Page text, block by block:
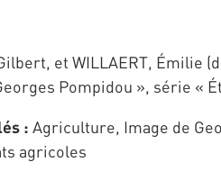
et WILLAERT, Émilie
Pompidou », série «
: Agriculture, Image de
agricoles